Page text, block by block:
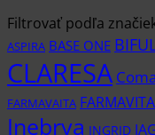
Filtrovať podľa
ASPIRA BASE ONE
CLARESA
FARMAVAITA FARMAVITA
Inebrya INGRID